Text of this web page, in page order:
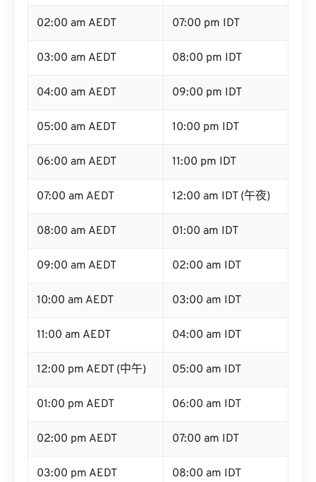
02:00 am AEDT 07:00 pm IDT
03:00 am AEDT 08:00 pm IDT
04:00 am AEDT 09:00 pm IDT
05:00 am AEDT 10:00 pm IDT
06:00 am AEDT 11:00 pm IDT
07:00 am AEDT 12:00 am IDT (午夜)
08:00 am AEDT 01:00 am IDT
09:00 am AEDT 02:00 am IDT
10:00 am AEDT 03:00 am IDT
11:00 am AEDT 04:00 am IDT
12:00 pm AEDT (中午) 05:00 am IDT
01:00 pm AEDT 06:00 am IDT
02:00 pm AEDT 07:00 am IDT
03:00 pm AEDT 08:00 am IDT